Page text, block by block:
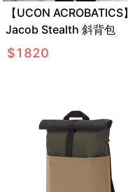
【UCON ACROBATICS】
Jacob Stealth 斜背包
$1820